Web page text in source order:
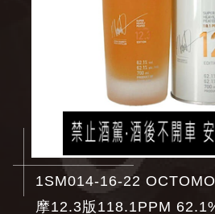
1SM014-16-22
摩12.3版118.1PPM